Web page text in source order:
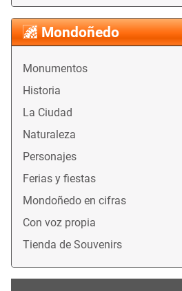
Mondoñedo
Monumentos
Historia
La Ciudad
Naturaleza
Personajes
Ferias y fiestas
Mondoñedo en cifras
Con voz propia
Tienda de Souvenirs